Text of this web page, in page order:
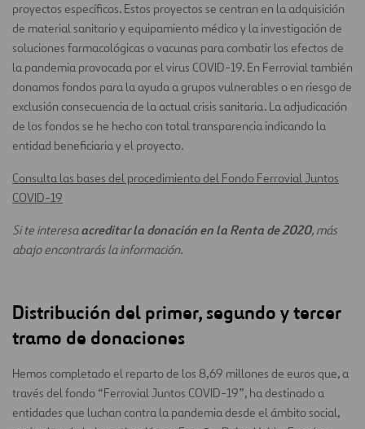
proyectos específicos. Estos proyectos se centran en la adquisición
de material sanitario y equipamiento médico y la investigación de
soluciones farmacológicas o vacunas para combatir los efectos de
la pandemia provocada por el virus COVID-19. En Ferrovial también
donamos fondos para la ayuda a grupos vulnerables o en riesgo de
exclusión consecuencia de la actual crisis sanitaria. La adjudicación
de los fondos se he hecho con total transparencia indicando la
entidad beneficiaria y el proyecto.
Consulta las bases del procedimiento del Fondo Ferrovial Juntos
COVID-19
Si te interesaacreditar la donación en la Renta de 2020, más
abajo encontrarás la información.
Distribución del primer, segundo y tercer
tramo de donaciones
Hemos completado el reparto de los 8,69 millones de euros que, a
través del fondo “Ferrovial Juntos COVID-19”, ha destinado a
entidades que luchan contra la pandemia desde el ámbito social,